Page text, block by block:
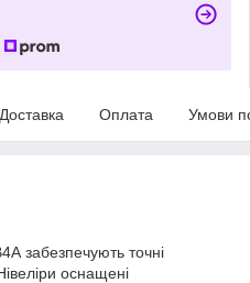
Доставка Оплата Умови
забезпечують точні
оснащені